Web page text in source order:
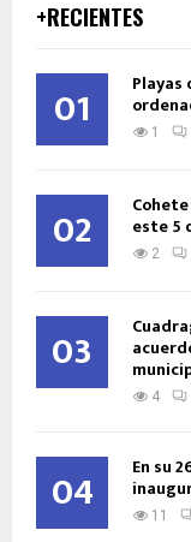
+RECIENTES
01 Playas
1
02 este 5
2
03
4
04 En su
11